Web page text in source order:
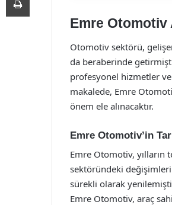
Emre
Otomotiv sektörü,
da beraberinde
profesyonel hizmetler
makalede, Emre
önem ele alınacaktır.
Emre Otomotiv’in
Emre Otomotiv,
sektöründeki
sürekli olarak
Emre Otomotiv, araç